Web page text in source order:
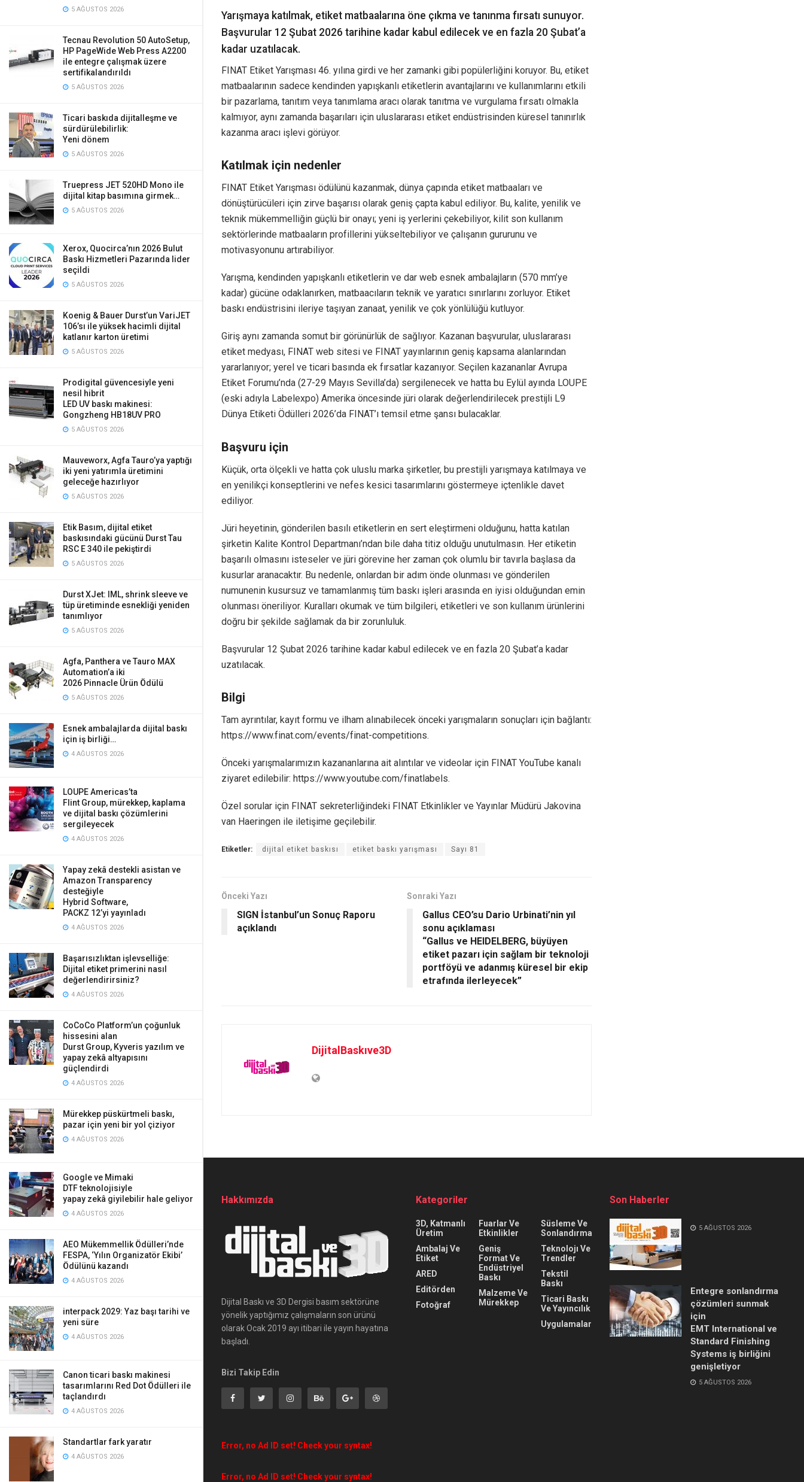
5 AĞUSTOS 2026
Tecnau Revolution 50 AutoSetup,
HP PageWide Web Press A2200
ile entegre çalışmak üzere
sertifikalandırıldı
5 AĞUSTOS 2026
Ticari baskıda dijitalleşme ve
sürdürülebilirlik:
Yeni dönem
5 AĞUSTOS 2026
Truepress JET 520HD Mono ile
dijital kitap basımına girmek…
5 AĞUSTOS 2026
Xerox, Quocirca’nın 2026 Bulut
Baskı Hizmetleri Pazarında lider
seçildi
5 AĞUSTOS 2026
Koenig & Bauer Durst’un VariJET
106’sı ile yüksek hacimli dijital
katlanır karton üretimi
5 AĞUSTOS 2026
Prodigital güvencesiyle yeni
nesil hibrit
LED UV baskı makinesi:
Gongzheng HB18UV PRO
5 AĞUSTOS 2026
Mauveworx, Agfa Tauro’ya yaptığı
iki yeni yatırımla üretimini
geleceğe hazırlıyor
5 AĞUSTOS 2026
Etik Basım, dijital etiket
baskısındaki gücünü Durst Tau
RSC E 340 ile pekiştirdi
5 AĞUSTOS 2026
Durst XJet: IML, shrink sleeve ve
tüp üretiminde esnekliği yeniden
tanımlıyor
5 AĞUSTOS 2026
Agfa, Panthera ve Tauro MAX
Automation’a iki
2026 Pinnacle Ürün Ödülü
5 AĞUSTOS 2026
Esnek ambalajlarda dijital baskı
için iş birliği…
4 AĞUSTOS 2026
LOUPE Americas’ta
Flint Group, mürekkep, kaplama
ve dijital baskı çözümlerini
sergileyecek
4 AĞUSTOS 2026
Yapay zekâ destekli asistan ve
Amazon Transparency
desteğiyle
Hybrid Software,
PACKZ 12’yi yayınladı
4 AĞUSTOS 2026
Başarısızlıktan işlevselliğe:
Dijital etiket primerini nasıl
değerlendirirsiniz?
4 AĞUSTOS 2026
CoCoCo Platform’un çoğunluk
hissesini alan
Durst Group, Kyveris yazılım ve
yapay zekâ altyapısını
güçlendirdi
4 AĞUSTOS 2026
Mürekkep püskürtmeli baskı,
pazar için yeni bir yol çiziyor
4 AĞUSTOS 2026
Google ve Mimaki
DTF teknolojisiyle
yapay zekâ giyilebilir hale geliyor
4 AĞUSTOS 2026
AEO Mükemmellik Ödülleri’nde
FESPA, ‘Yılın Organizatör Ekibi’
Ödülünü kazandı
4 AĞUSTOS 2026
interpack 2029: Yaz başı tarihi ve
yeni süre
4 AĞUSTOS 2026
Canon ticari baskı makinesi
tasarımlarını Red Dot Ödülleri ile
taçlandırdı
4 AĞUSTOS 2026
Standartlar fark yaratır
4 AĞUSTOS 2026
Yarışmaya katılmak, etiket matbaalarına öne çıkma ve tanınma fırsatı sunuyor.
Başvurular 12 Şubat 2026 tarihine kadar kabul edilecek ve en fazla 20 Şubat’a
kadar uzatılacak.
FINAT Etiket Yarışması 46. yılına girdi ve her zamanki gibi popülerliğini koruyor. Bu, etiket
matbaalarının sadece kendinden yapışkanlı etiketlerin avantajlarını ve kullanımlarını etkili
bir pazarlama, tanıtım veya tanımlama aracı olarak tanıtma ve vurgulama fırsatı olmakla
kalmıyor, aynı zamanda başarıları için uluslararası etiket endüstrisinden küresel tanınırlık
kazanma aracı işlevi görüyor.
Katılmak için nedenler
FINAT Etiket Yarışması ödülünü kazanmak, dünya çapında etiket matbaaları ve
dönüştürücüleri için zirve başarısı olarak geniş çapta kabul ediliyor. Bu, kalite, yenilik ve
teknik mükemmelliğin güçlü bir onayı; yeni iş yerlerini çekebiliyor, kilit son kullanım
sektörlerinde matbaaların profillerini yükseltebiliyor ve çalışanın gururunu ve
motivasyonunu artırabiliyor.
Yarışma, kendinden yapışkanlı etiketlerin ve dar web esnek ambalajların (570 mm’ye
kadar) gücüne odaklanırken, matbaacıların teknik ve yaratıcı sınırlarını zorluyor. Etiket
baskı endüstrisini ileriye taşıyan zanaat, yenilik ve çok yönlülüğü kutluyor.
Giriş aynı zamanda somut bir görünürlük de sağlıyor. Kazanan başvurular, uluslararası
etiket medyası, FINAT web sitesi ve FINAT yayınlarının geniş kapsama alanlarından
yararlanıyor; yerel ve ticari basında ek fırsatlar kazanıyor. Seçilen kazananlar Avrupa
Etiket Forumu’nda (27-29 Mayıs Sevilla’da) sergilenecek ve hatta bu Eylül ayında LOUPE
(eski adıyla Labelexpo) Amerika öncesinde jüri olarak değerlendirilecek prestijli L9
Dünya Etiketi Ödülleri 2026’da FINAT’ı temsil etme şansı bulacaklar.
Başvuru için
Küçük, orta ölçekli ve hatta çok uluslu marka şirketler, bu prestijli yarışmaya katılmaya ve
en yenilikçi konseptlerini ve nefes kesici tasarımlarını göstermeye içtenlikle davet
ediliyor.
Jüri heyetinin, gönderilen basılı etiketlerin en sert eleştirmeni olduğunu, hatta katılan
şirketin Kalite Kontrol Departmanı’ndan bile daha titiz olduğu unutulmasın. Her etiketin
başarılı olmasını isteseler ve jüri görevine her zaman çok olumlu bir tavırla başlasa da
kusurlar aranacaktır. Bu nedenle, onlardan bir adım önde olunması ve gönderilen
numunenin kusursuz ve tamamlanmış tüm baskı işleri arasında en iyisi olduğundan emin
olunması öneriliyor. Kuralları okumak ve tüm bilgileri, etiketleri ve son kullanım ürünlerini
doğru bir şekilde sağlamak da bir zorunluluk.
Başvurular 12 Şubat 2026 tarihine kadar kabul edilecek ve en fazla 20 Şubat’a kadar
uzatılacak.
Bilgi
Tam ayrıntılar, kayıt formu ve ilham alınabilecek önceki yarışmaların sonuçları için bağlantı:
https://www.finat.com/events/finat-competitions.
Önceki yarışmalarımızın kazananlarına ait alıntılar ve videolar için FINAT YouTube kanalı
ziyaret edilebilir: https://www.youtube.com/finatlabels.
Özel sorular için FINAT sekreterliğindeki FINAT Etkinlikler ve Yayınlar Müdürü Jakovina
van Haeringen ile iletişime geçilebilir.
Etiketler: dijital etiket baskısı etiket baskı yarışması Sayı 81
Önceki Yazı
SIGN İstanbul’un Sonuç Raporu
açıklandı
Sonraki Yazı
Gallus CEO’su Dario Urbinati’nin yıl
sonu açıklaması
“Gallus ve HEIDELBERG, büyüyen
etiket pazarı için sağlam bir teknoloji
portföyü ve adanmış küresel bir ekip
etrafında ilerleyecek”
DijitalBaskıve3D
Hakkımızda
Dijital Baskı ve 3D Dergisi basım sektörüne
yönelik yaptığımız çalışmaların son ürünü
olarak Ocak 2019 ayı itibari ile yayın hayatına
başladı.
Bizi Takip Edin
Error, no Ad ID set! Check your syntax!
Error, no Ad ID set! Check your syntax!
Kategoriler
3D, Katmanlı
Üretim
Ambalaj Ve
Etiket
ARED
Editörden
Fotoğraf
Fuarlar Ve
Etkinlikler
Geniş
Format Ve
Endüstriyel
Baskı
Malzeme Ve
Mürekkep
Süsleme Ve
Sonlandırma
Teknolojı Ve
Trendler
Tekstil
Baskı
Ticari Baskı
Ve Yayıncılık
Uygulamalar
Son Haberler
5 AĞUSTOS 2026
Entegre sonlandırma
çözümleri sunmak
için
EMT International ve
Standard Finishing
Systems iş birliğini
genişletiyor
5 AĞUSTOS 2026